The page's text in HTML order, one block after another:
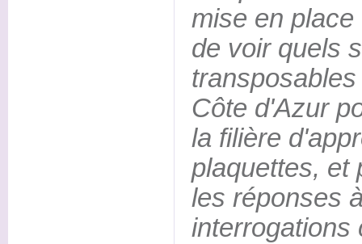
mise en
de voir quels
Côte d'Azur
la filière
plaquettes, et
les réponses
interrogations